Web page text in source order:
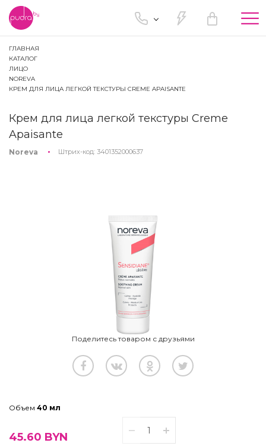
ГЛАВНАЯ
КАТАЛОГ
ЛИЦО
NOREVA
КРЕМ ДЛЯ ЛИЦА ЛЕГКОЙ ТЕКСТУРЫ CREME APAISANTE
Крем для лица легкой текстуры Creme
Apaisante
Noreva Штрих-код: 3401352000637
Поделитесь товаром с друзьями
Объем 40 мл
45.60 BYN